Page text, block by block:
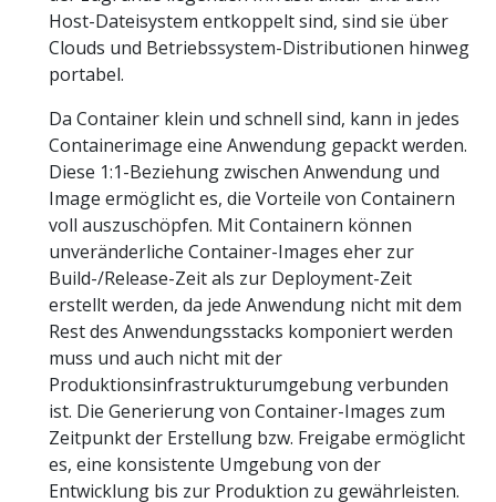
Host-Dateisystem entkoppelt sind, sind sie über
Clouds und Betriebssystem-Distributionen hinweg
portabel.
Da Container klein und schnell sind, kann in jedes
Containerimage eine Anwendung gepackt werden.
Diese 1:1-Beziehung zwischen Anwendung und
Image ermöglicht es, die Vorteile von Containern
voll auszuschöpfen. Mit Containern können
unveränderliche Container-Images eher zur
Build-/Release-Zeit als zur Deployment-Zeit
erstellt werden, da jede Anwendung nicht mit dem
Rest des Anwendungsstacks komponiert werden
muss und auch nicht mit der
Produktionsinfrastrukturumgebung verbunden
ist. Die Generierung von Container-Images zum
Zeitpunkt der Erstellung bzw. Freigabe ermöglicht
es, eine konsistente Umgebung von der
Entwicklung bis zur Produktion zu gewährleisten.